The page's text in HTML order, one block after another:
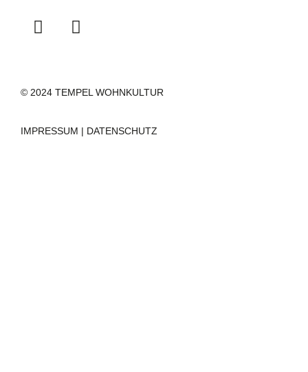
© 2024 TEMPEL WOHNKULTUR
IMPRESSUM | DATENSCHUTZ